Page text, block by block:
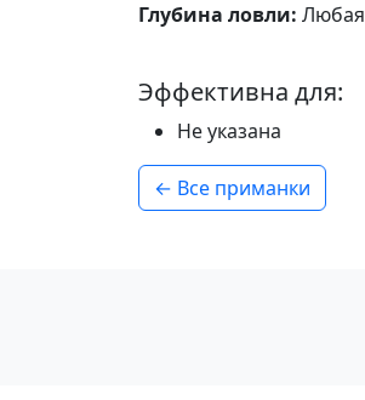
Глубина ловли: Любая
Эффективна для:
Не указана
← Все приманки